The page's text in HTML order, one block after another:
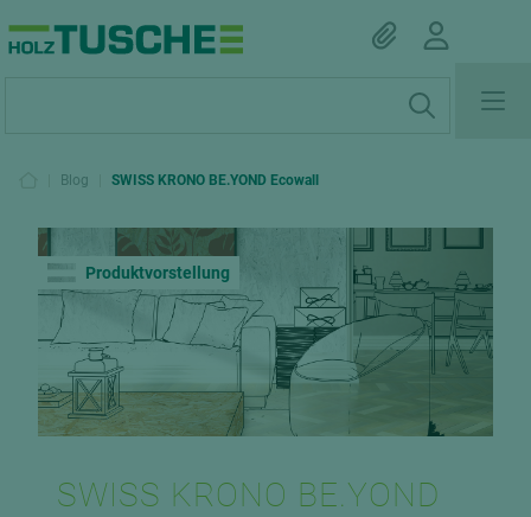
Blog SWISS KRONO BE.YOND Ecowall
Produktvorstellung
SWISS KRONO BE.YOND